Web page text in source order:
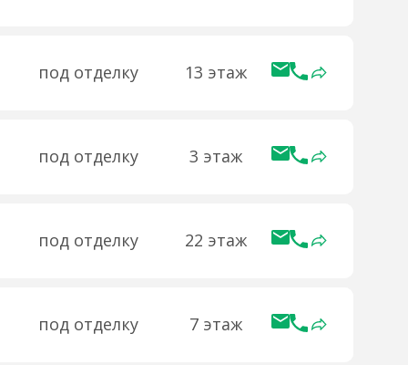
под отделку 13 этаж
под отделку 3 этаж
под отделку 22 этаж
под отделку 7 этаж